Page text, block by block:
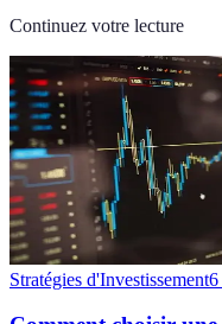
Continuez votre lecture
Stratégies d'Investissement6